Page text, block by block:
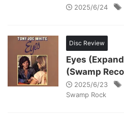
2025/6/24
Disc Review
Eyes
(Swamp
2025/6/23
Swamp Rock